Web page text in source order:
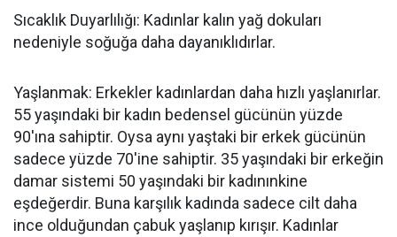
Sıcaklık Duyarlılığı: Kadınlar kalın yağ dokuları
nedeniyle soğuğa daha dayanıklıdırlar.
Yaşlanmak: Erkekler kadınlardan daha hızlı yaşlanırlar.
55 yaşındaki bir kadın bedensel gücünün yüzde
90'ına sahiptir. Oysa aynı yaştaki bir erkek gücünün
sadece yüzde 70'ine sahiptir. 35 yaşındaki bir erkeğin
damar sistemi 50 yaşındaki bir kadınınkine
eşdeğerdir. Buna karşılık kadında sadece cilt daha
ince olduğundan çabuk yaşlanıp kırışır. Kadınlar